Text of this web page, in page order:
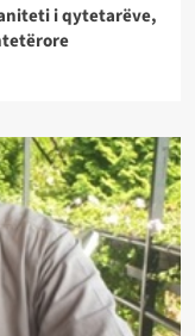
i qytetarëve,